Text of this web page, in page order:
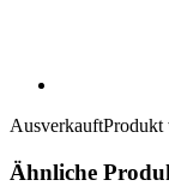
AusverkauftProdukt
Ähnliche